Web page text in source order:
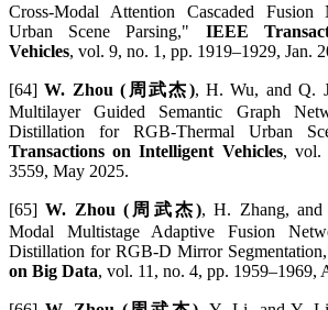
Cross-Modal Attention Cascaded
Urban Scene Parsing," IEEE
Vehicles, vol. 9, no. 1, pp. 1919–1929, Jan.
[64]W. Zhou (周武杰), H. Wu, and Q.
Multilayer Guided Semantic Graph
Distillation for RGB-Thermal Urban
Transactions on Intelligent Vehicles, vol.
3559, May 2025.
[65]W. Zhou (周武杰), H. Zhang,
Modal Multistage Adaptive Fusion
Distillation for RGB-D Mirror
on Big Data, vol. 11, no. 4, pp. 1959–1969,